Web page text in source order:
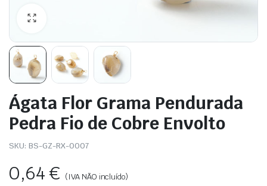
Ágata Flor Grama Pendurada
Pedra Fio de Cobre Envolto
SKU: BS-GZ-RX-0007
0,64€ (IVA NÃO incluído)